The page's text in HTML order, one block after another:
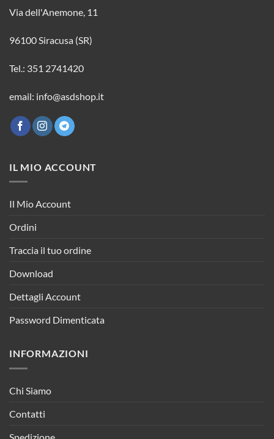
Via dell'Anemone, 11
96100 Siracusa (SR)
Tel.: 351 2741420
email: info@asdshop.it
IL MIO ACCOUNT
Il Mio Account
Ordini
Traccia il tuo ordine
Download
Dettagli Account
Password Dimenticata
INFORMAZIONI
Chi Siamo
Contatti
Spedizione